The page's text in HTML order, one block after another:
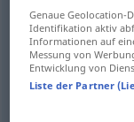
Spüllappenm
Abwaschlappenm
Genaue Geolocation-
Identifikation aktiv
Informationen auf
Messung von
Entwicklung von
Liste der Partner